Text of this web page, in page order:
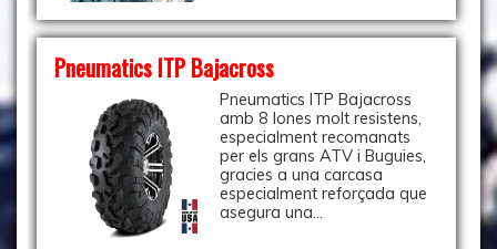
Pneumatics ITP Bajacross
Pneumatics ITP Bajacross
amb 8 lones molt resistens,
especialment recomanats
per els grans ATV i Buguies,
gracies a una carcasa
especialment reforçada que
asegura una...